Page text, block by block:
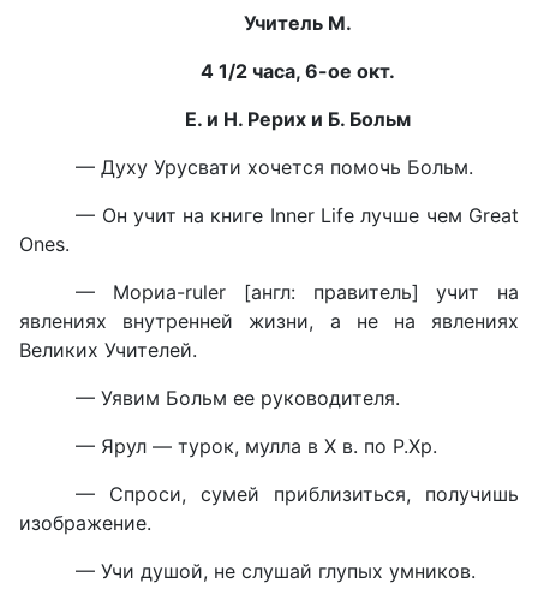
Учитель М.
4 1/2 часа, 6-ое окт.
Е. и Н. Рерих и Б. Больм
— Духу Урусвати хочется помочь Больм.
— Он учит на книге Inner Life лучше чем Great
Ones.
— Мориа-ruler [англ: правитель] учит на
явлениях внутренней жизни, а не на явлениях
Великих Учителей.
— Уявим Больм ее руководителя.
— Ярул — турок, мулла в X в. по Р.Хр.
— Спроси, сумей приблизиться, получишь
изображение.
— Учи душой, не слушай глупых умников.